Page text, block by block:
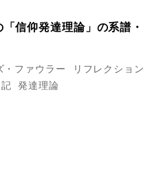
信仰発達理論」の系譜・
・ファウラー
リフレクション
発達理論